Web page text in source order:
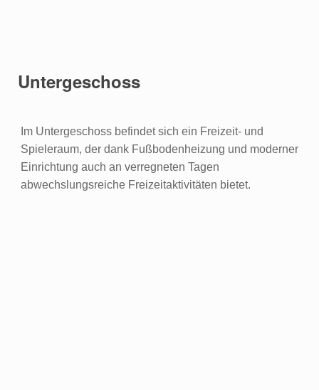
Untergeschoss
Im Untergeschoss befindet sich ein Freizeit- und
Spieleraum, der dank Fußbodenheizung und moderner
Einrichtung auch an verregneten Tagen
abwechslungsreiche Freizeitaktivitäten bietet.